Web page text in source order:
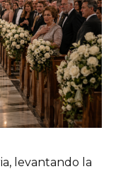
levantando la